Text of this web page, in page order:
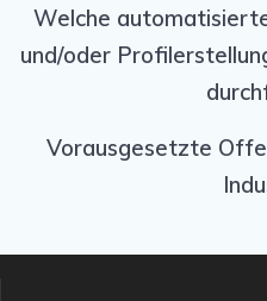
Welche
und/oder
Vorausgesetzte